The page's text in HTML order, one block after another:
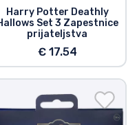
Harry Potter Deathly
Set 3 Zapestnice
prijateljstva
€ 17.54